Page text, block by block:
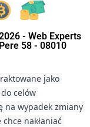
- Web Experts
58 - 08010
jako
celów
na wypadek zmiany
nakłaniać